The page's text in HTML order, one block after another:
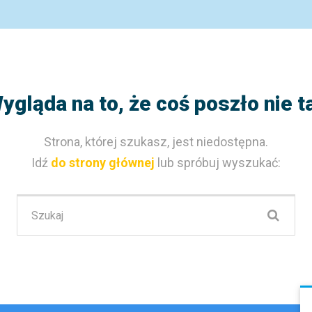
na to, że coś poszło nie
Strona, której szukasz, jest niedostępna.
Idź do strony głównej lub spróbuj wyszukać: